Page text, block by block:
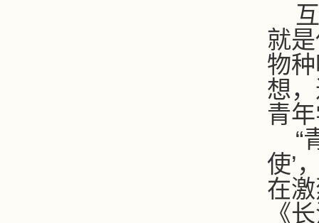
就
物
想
青
“
使’
在
《